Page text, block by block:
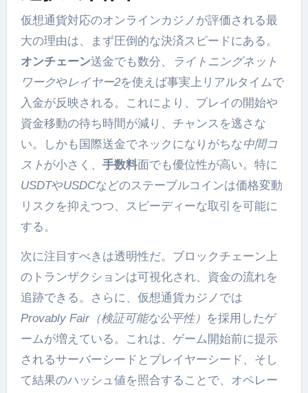
仮想通貨対応のオンラインカジノが評価される最
大の理由は、まず圧倒的な決済スピードにある。
オンチェーン送金でも数分、
ライトニングネット
ワークや レイヤー2を使えば事実上リアルタイムで
入金が反映される。これにより、プレイの開始や
資金移動の待ち時間が減り、チャンスを逃さな
い。しかも国際送金でネックになりがちな中間コ
スト が小さく、 手数料面でも優位性が高い。特に
USDTやUSDCなどのステーブルコインは価格変動
リスクを抑えつつ、スピーディーな取引を可能に
する。
次に注目すべきは透明性だ。ブロックチェーン上
のトランザクションは可視化され、資金の流れを
追跡できる。さらに、仮想通貨カジノでは
Provably Fair（検証可能な公平性） を採用したゲ
ームが増えている。これは、ゲーム開始前に提示
されるサーバーシードとプレイヤーシード、そし
て結果のハッシュ値を照合することで、オペレー